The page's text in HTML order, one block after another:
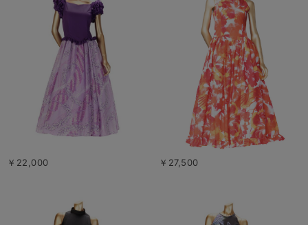
￥22,000 ￥27,500